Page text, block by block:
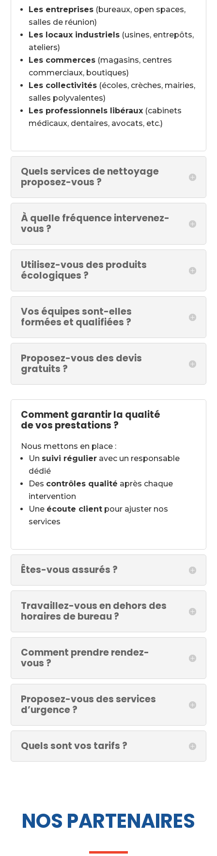
Les entreprises (bureaux, open spaces,
salles de réunion)
Les locaux industriels (usines, entrepôts,
ateliers)
Les commerces (magasins, centres
commerciaux, boutiques)
Les collectivités (écoles, crèches, mairies,
salles polyvalentes)
Les professionnels libéraux (cabinets
médicaux, dentaires, avocats, etc.)
Quels services de nettoyage
proposez-vous ?
À quelle fréquence intervenez-
vous ?
Utilisez-vous des produits
écologiques ?
Vos équipes sont-elles
formées et qualifiées ?
Proposez-vous des devis
gratuits ?
Comment garantir la qualité
de vos prestations ?
Nous mettons en place :
Un suivi régulier avec un responsable
dédié
Des contrôles qualité après chaque
intervention
Une écoute client pour ajuster nos
services
Êtes-vous assurés ?
Travaillez-vous en dehors des
horaires de bureau ?
Comment prendre rendez-
vous ?
Proposez-vous des services
d’urgence ?
Quels sont vos tarifs ?
NOS PARTENAIRES